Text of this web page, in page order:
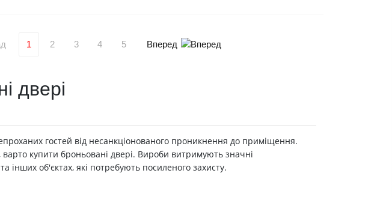
1 2 3 4 5 Вперед
двері
гостей від несанкціонованого проникнення до приміщення.
купити броньовані двері. Вироби витримують значні
інших об'єктах, які потребують посиленого захисту.